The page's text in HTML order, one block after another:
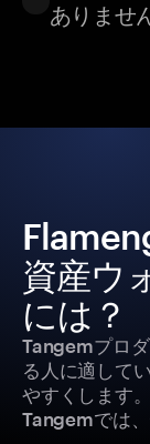
ありませ
資産ウ
には？
Tangemプロ
る人に適して
やすくします
Tangemでは